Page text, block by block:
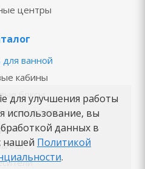
центры
ванной
кабины
боксы
для улучшения работы
использование, вы
данных в
нашей Политикой
.